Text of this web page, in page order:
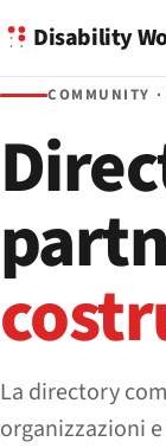
Disability
COMMUNITY ·
La directory
organizzazioni